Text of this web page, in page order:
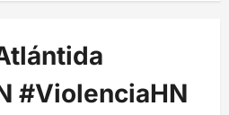
#ViolenciaHN